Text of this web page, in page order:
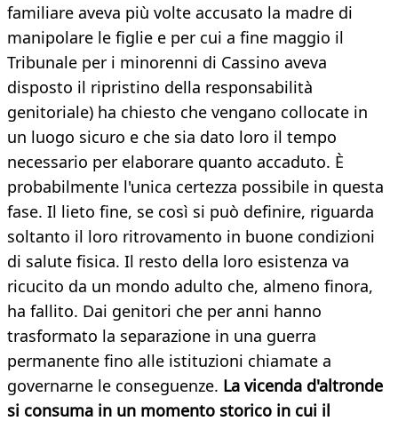
familiare aveva più volte accusato la madre di
manipolare le figlie e per cui a fine maggio il
Tribunale per i minorenni di Cassino aveva
disposto il ripristino della responsabilità
genitoriale) ha chiesto che vengano collocate in
un luogo sicuro e che sia dato loro il tempo
necessario per elaborare quanto accaduto. È
probabilmente l'unica certezza possibile in questa
fase. Il lieto fine, se così si può definire, riguarda
soltanto il loro ritrovamento in buone condizioni
di salute fisica. Il resto della loro esistenza va
ricucito da un mondo adulto che, almeno finora,
ha fallito. Dai genitori che per anni hanno
trasformato la separazione in una guerra
permanente fino alle istituzioni chiamate a
governarne le conseguenze. La vicenda d'altronde
si consuma in un momento storico in cui il